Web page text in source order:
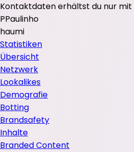
Kontaktdaten erhältst du nur mit
PPaulinho
haumi
Statistiken
Übersicht
Netzwerk
Lookalikes
Demografie
Botting
Brandsafety
Inhalte
Branded Content